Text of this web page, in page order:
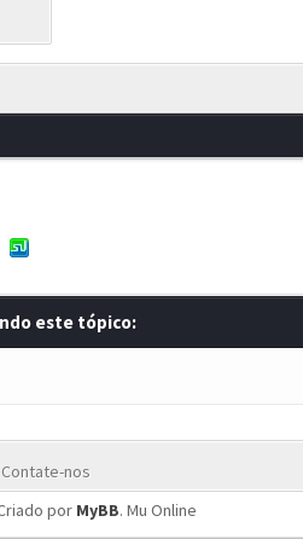
este tópico:
Contate-nos
por MyBB. Mu Online